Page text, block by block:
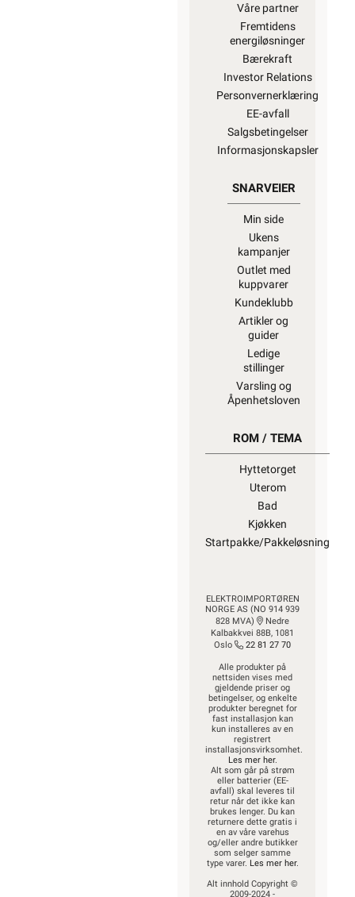
Våre partner
Fremtidens
energiløsninger
Bærekraft
Investor Relations
Personvernerklæring
EE-avfall
Salgsbetingelser
Informasjonskapsler
SNARVEIER
Min side
Ukens
kampanjer
Outlet med
kuppvarer
Kundeklubb
Artikler og
guider
Ledige
stillinger
Varsling og
Åpenhetsloven
ROM / TEMA
Hyttetorget
Uterom
Bad
Kjøkken
Startpakke/Pakkeløsning
ELEKTROIMPORTØREN
NORGE AS (NO 914 939
828 MVA)
Nedre
Kalbakkvei 88B, 1081
Oslo
22 81 27 70
Alle produkter på
nettsiden vises med
gjeldende priser og
betingelser, og enkelte
produkter beregnet for
fast installasjon kan
kun installeres av en
registrert
installasjonsvirksomhet.
Les mer her.
Alt som går på strøm
eller batterier (EE-
avfall) skal leveres til
retur når det ikke kan
brukes lenger. Du kan
returnere dette gratis i
en av våre varehus
og/eller andre butikker
som selger samme
type varer. Les mer her.
Alt innhold Copyright ©
2009-2024 -